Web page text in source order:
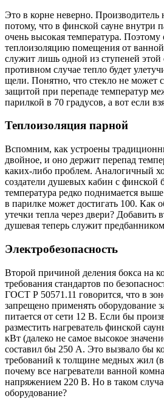
Это в корне неверно. Производитель
потому, что в финской сауне внутри
очень высокая температура. Поэтому
теплоизоляцию помещения от
служит лишь одной из ступеней
противном случае тепло будет
щели. Понятно, что стекло не может
защитой при перепаде температур
парилкой в 70 градусов, а вот если
Теплоизоляция парной
Вспомним, как устроены
двойное, и оно держит перепад
каких-либо проблем. Аналогичный
создатели душевых кабин с финской
температура редко поднимается
в парилке может достигать 100. Как
утечки тепла через двери? Добавить
душевая теперь служит
Электробезопасность
Второй причиной деления бокса на
требования стандартов по
ГОСТ Р 50571.11 говорится, что в
запрещено применять оборудование
питается от сети 12 В. Если бы
разместить нагреватель финской
кВт (далеко не самое высокое
составил бы 250 А. Это вызвало бы
требований к толщине медных жил (в
почему все нагреватели ванной
напряжением 220 В. Но в таком
оборудование?